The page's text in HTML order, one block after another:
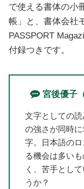
で使える書体の小
帳」と、書体会社
PASSPORT
付録つきです。
宮後優子
文字としての
の強さが同時
字。日本語の
る機会は多い
く、苦手とし
うか？